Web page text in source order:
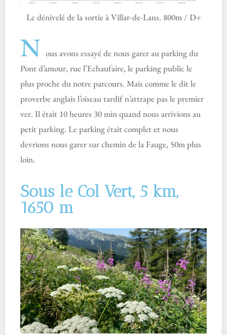
Le dénivelé de la sortie à Villar-de-Lans. 800m / D+
N ous avons essayé de nous garer au parking du
Pont d’amour, rue l’Echaufaire, le parking public le
plus proche du notre parcours. Mais comme le dit le
proverbe anglais l’oiseau tardif n’attrape pas le premier
ver. Il était 10 heures 30 min quand nous arrivions au
petit parking. Le parking était complet et nous
devrions nous garer sur chemin de la Fauge, 50m plus
loin.
Sous le Col Vert, 5 km,
1650 m